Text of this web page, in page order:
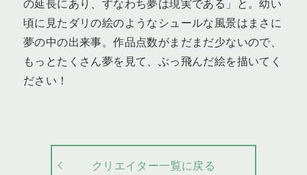
頃に見たダリの絵のようなシュールな風景はまさに
夢の中の出来事。作品点数がまだまだ少ないので、
もっとたくさん夢を見て、ぶっ飛んだ絵を描いてく
ださい！
クリエイター一覧に戻る